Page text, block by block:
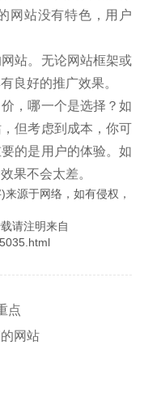
网站没有特色，用户
站。无论网站框架或
良好的推广效果。
，哪一个是选择？如
但考虑到成本，你可
的是用户的体验。如
果不会太差。
源于网络，如有侵权，
请注明来自
点
网站